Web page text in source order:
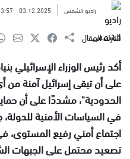
راديو الشمس 03.12.2025
شارك المقال
أكد رئيس الوزراء الإسرائيلي
على أن تبقى إسرائيل آمنة
الحدودية"، مشددًا على أن
في السياسات الأمنية
اجتماع أمني رفيع
تصعيد محتمل على الجبهات